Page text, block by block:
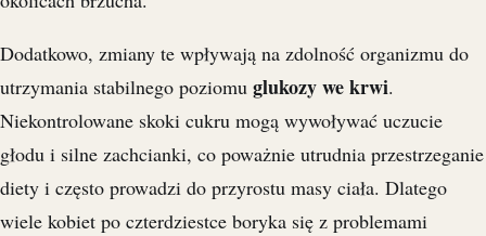
Dodatkowo, zmiany te wpływają na zdolność organizmu do
utrzymania stabilnego poziomu glukozy we krwi.
Niekontrolowane skoki cukru mogą wywoływać uczucie
głodu i silne zachcianki, co poważnie utrudnia przestrzeganie
diety i często prowadzi do przyrostu masy ciała. Dlatego
wiele kobiet po czterdziestce boryka się z problemami